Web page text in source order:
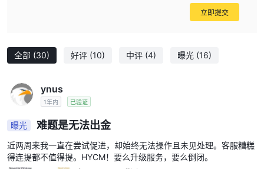
全部 (30) 好评 (10) 中评 (4) 曝光 (16)
ynus
1年内 已验证
曝光 难题是无法出金
近两周来我一直在尝试促进，却始终无法操作且未见处理。客服糟糕
得连提都不值得提。HYCM！要么升级服务，要么倒闭。
立即提交